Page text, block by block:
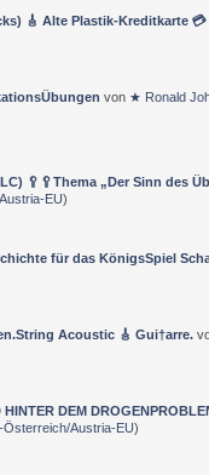
🎸 Alte Plastik-Kreditkarte
von ★ Ronald
🥄🥄Thema „Der Sinn des
EU)
für das KönigsSpiel
Acoustic 🎸 Gui†arre.
DEM
Österreich/Austria-EU)